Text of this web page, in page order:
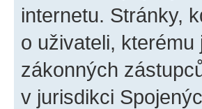
internetu. Stránky,
o uživateli,
zákonných
v jurisdikci